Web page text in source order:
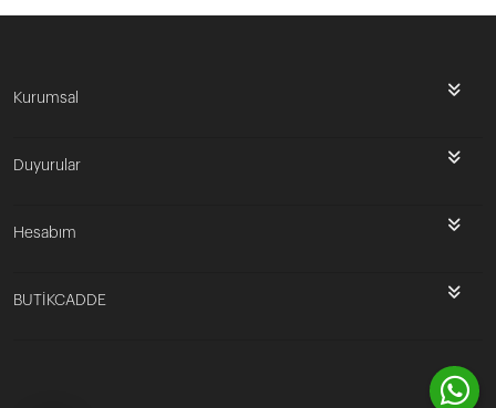
Kurumsal
Duyurular
Hesabım
BUTİKCADDE